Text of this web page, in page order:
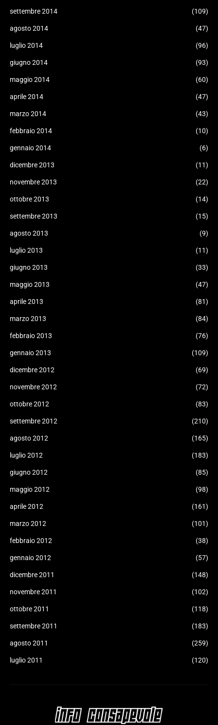
settembre 2014 (109)
agosto 2014 (47)
luglio 2014 (96)
giugno 2014 (93)
maggio 2014 (60)
aprile 2014 (47)
marzo 2014 (43)
febbraio 2014 (10)
gennaio 2014 (6)
dicembre 2013 (11)
novembre 2013 (22)
ottobre 2013 (14)
settembre 2013 (15)
agosto 2013 (9)
luglio 2013 (11)
giugno 2013 (33)
maggio 2013 (47)
aprile 2013 (81)
marzo 2013 (84)
febbraio 2013 (76)
gennaio 2013 (109)
dicembre 2012 (69)
novembre 2012 (72)
ottobre 2012 (83)
settembre 2012 (210)
agosto 2012 (165)
luglio 2012 (183)
giugno 2012 (85)
maggio 2012 (98)
aprile 2012 (161)
marzo 2012 (101)
febbraio 2012 (38)
gennaio 2012 (57)
dicembre 2011 (148)
novembre 2011 (102)
ottobre 2011 (118)
settembre 2011 (183)
agosto 2011 (259)
luglio 2011 (120)